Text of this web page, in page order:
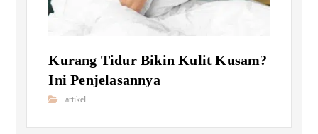
Kurang Tidur Bikin Kulit Kusam?
Ini Penjelasannya
artikel